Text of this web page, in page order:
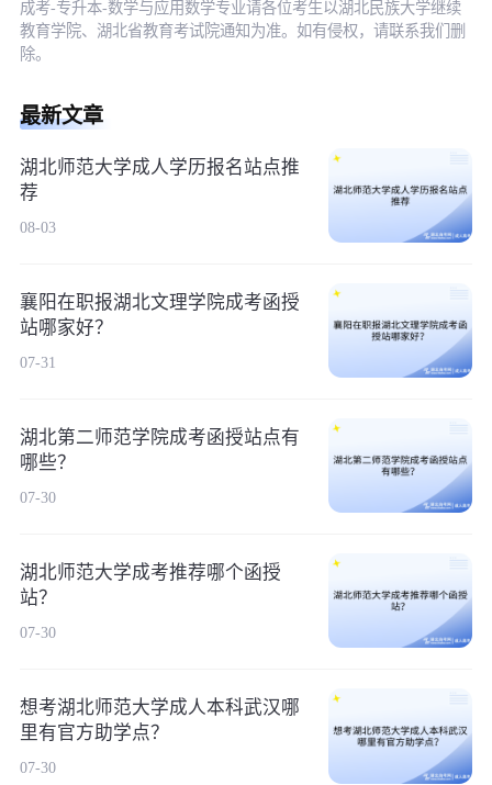
成考-专升本-数学与应用数学专业请各位考生以湖北民族大学继续
教育学院、湖北省教育考试院通知为准。如有侵权，请联系我们删
除。
最新文章
湖北师范大学成人学历报名站点推
荐
08-03
襄阳在职报湖北文理学院成考函授
站哪家好？
07-31
湖北第二师范学院成考函授站点有
哪些？
07-30
湖北师范大学成考推荐哪个函授
站？
07-30
想考湖北师范大学成人本科武汉哪
里有官方助学点？
07-30